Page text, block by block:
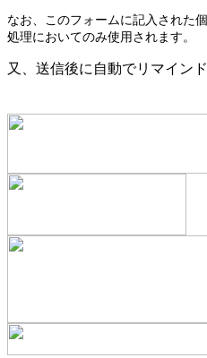
なお、このフォームに記入された
処理においてのみ使用されます。
又、送信後に自動でリマイン